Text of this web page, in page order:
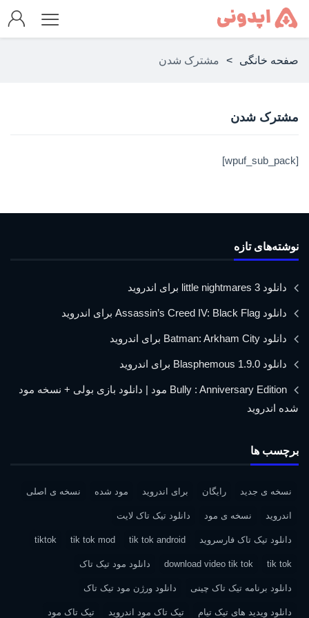
صفحه خانگی > مشترک شدن
مشترک شدن
[wpuf_sub_pack]
نوشته‌های تازه
دانلود little nightmares 3 برای اندروید
دانلود Assassin’s Creed IV: Black Flag برای اندروید
دانلود Batman: Arkham City برای اندروید
دانلود Blasphemous 1.9.0 برای اندروید
Bully : Anniversary Edition مود | دانلود بازی بولی + نسخه مود
شده اندروید
برچسب ها
نسخه ی جدید رایگان برای اندروید مود شده نسخه ی اصلی
اندروید نسخه ی مود دانلود تیک تاک لایت
دانلود تیک تاک فارسروید tik tok android
tik tok mod
tiktok
tik tok
download video tik tok دانلود مود تیک تاک
دانلود برنامه تیک تاک چینی دانلود ورژن مود تیک تاک
دانلود ویدید های تیک تیام تیک تاک مود اندروید تیک تاک مود